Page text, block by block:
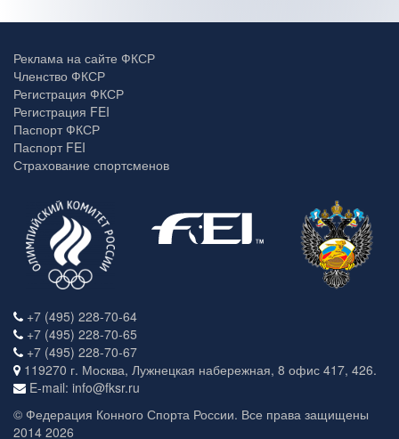
Реклама на сайте ФКСР
Членство ФКСР
Регистрация ФКСР
Регистрация FEI
Паспорт ФКСР
Паспорт FEI
Страхование спортсменов
+7 (495) 228-70-64
+7 (495) 228-70-65
+7 (495) 228-70-67
119270 г. Москва, Лужнецкая набережная, 8 офис 417, 426.
E-mail: info@fksr.ru
© Федерация Конного Спорта России. Все права защищены
2014 2026